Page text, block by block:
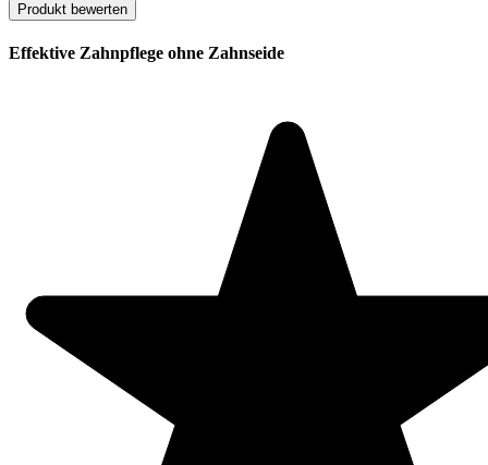
Produkt bewerten
Effektive Zahnpflege ohne Zahnseide